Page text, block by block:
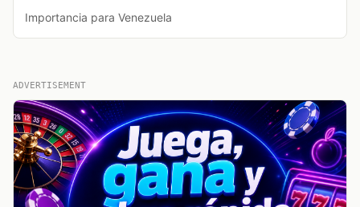
Importancia para Venezuela
ADVERTISEMENT